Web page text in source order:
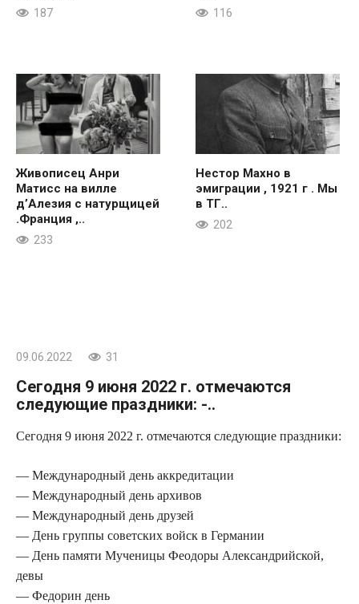
187 116
Живописец Анри
Матисс на вилле
д’Алезия с натурщицей
.Франция ,..
233
Нестор Махно в
эмиграции , 1921 г . Мы
в ТГ..
202
09.06.2022 31
Сегодня 9 июня 2022 г. отмечаются
следующие праздники: -..
Сегодня 9 июня 2022 г. отмечаются следующие праздники:
— Международный день аккредитации
— Международный день архивов
— Международный день друзей
— День группы советских войск в Германии
— День памяти Мученицы Феодоры Александрийской,
девы
— Федорин день